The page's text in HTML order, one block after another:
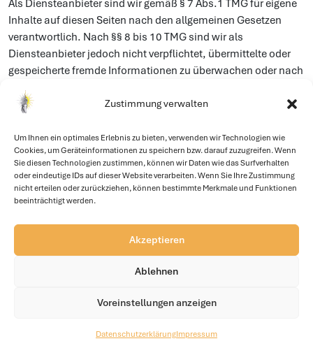
Zustimmung verwalten
Um Ihnen ein optimales Erlebnis zu bieten, verwenden wir Technologien wie
Cookies, um Geräteinformationen zu speichern bzw. darauf zuzugreifen. Wenn
Sie diesen Technologien zustimmen, können wir Daten wie das Surfverhalten
oder eindeutige IDs auf dieser Website verarbeiten. Wenn Sie Ihre Zustimmung
nicht erteilen oder zurückziehen, können bestimmte Merkmale und Funktionen
beeinträchtigt werden.
Akzeptieren
Ablehnen
Voreinstellungen anzeigen
DatenschutzerklärungImpressum
Als Diensteanbieter sind wir gemäß § 7 Abs.1 TMG für eigene
Inhalte auf diesen Seiten nach den allgemeinen Gesetzen
verantwortlich. Nach §§ 8 bis 10 TMG sind wir als
Diensteanbieter jedoch nicht verpflichtet, übermittelte oder
gespeicherte fremde Informationen zu überwachen oder nach
Umständen zu forschen, die auf eine rechtswidrige Tätigkeit
hinweisen.
Verpflichtungen zur Entfernung oder Sperrung der Nutzung von
Informationen nach den allgemeinen Gesetzen bleiben
hiervon unberührt. Eine diesbezügliche Haftung ist jedoch erst
ab dem Zeitpunkt der Kenntnis einer konkreten
Rechtsverletzung möglich. Bei Bekanntwerden von
auf deren Inhalte wir keinen Einfluss haben. Deshalb können
übernehmen. Für die Inhalte der verlinkten Seiten ist stets der